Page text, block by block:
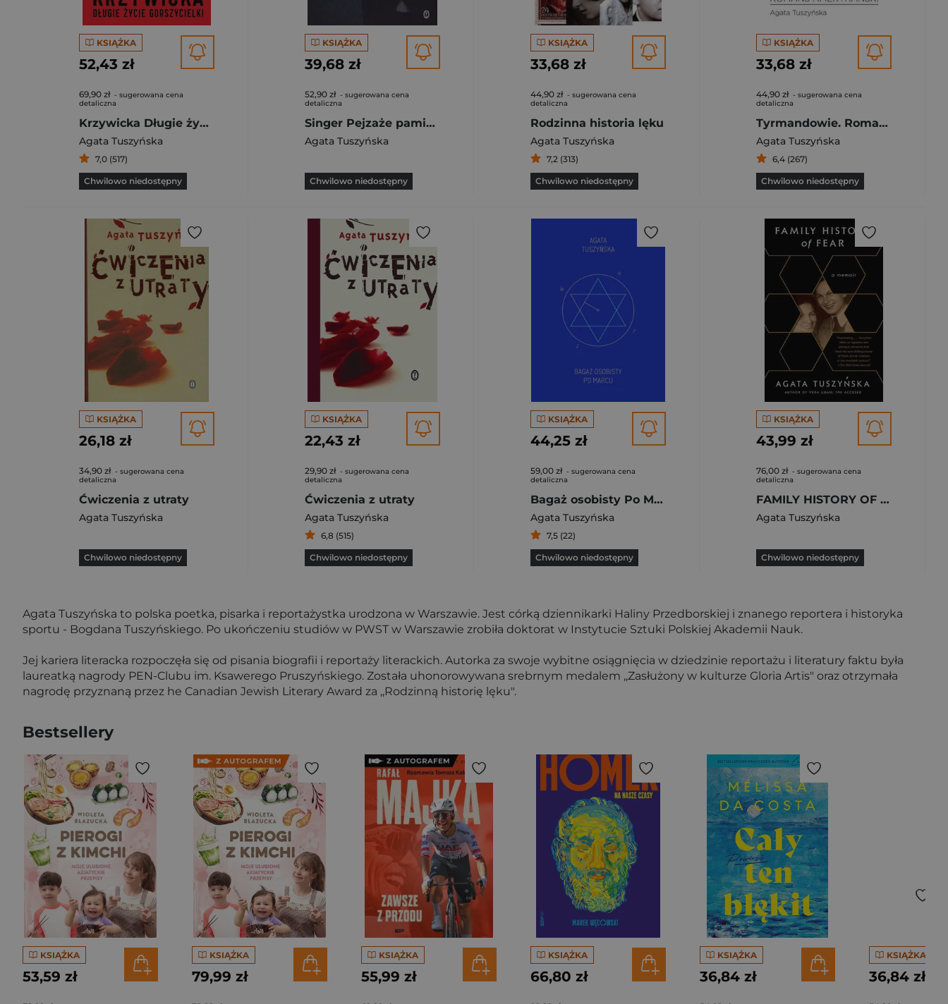
KSIĄŻKA
52,43 zł
69,90 zł - sugerowana cena
detaliczna
Krzywicka Długie życie gorszycielki
Agata Tuszyńska
7,0 (517)
Chwilowo niedostępny
KSIĄŻKA
39,68 zł
52,90 zł - sugerowana cena
detaliczna
Singer Pejzaże pamięci
Agata Tuszyńska
Chwilowo niedostępny
KSIĄŻKA
33,68 zł
44,90 zł - sugerowana cena
detaliczna
Rodzinna historia lęku
Agata Tuszyńska
7,2 (313)
Chwilowo niedostępny
KSIĄŻKA
33,68 zł
44,90 zł - sugerowana cena
detaliczna
Tyrmandowie. Romans amerykański
Agata Tuszyńska
6,4 (267)
Chwilowo niedostępny
KSIĄŻKA
26,18 zł
34,90 zł - sugerowana cena
detaliczna
Ćwiczenia z utraty
Agata Tuszyńska
Chwilowo niedostępny
KSIĄŻKA
22,43 zł
29,90 zł - sugerowana cena
detaliczna
Ćwiczenia z utraty
Agata Tuszyńska
6,8 (515)
Chwilowo niedostępny
KSIĄŻKA
44,25 zł
59,00 zł - sugerowana cena
detaliczna
Bagaż osobisty Po Marcu
Agata Tuszyńska
7,5 (22)
Chwilowo niedostępny
KSIĄŻKA
43,99 zł
76,00 zł - sugerowana cena
detaliczna
FAMILY HISTORY OF FEAR: A MEMO
Agata Tuszyńska
Chwilowo niedostępny
Agata Tuszyńska to polska poetka, pisarka i reportażystka urodzona w Warszawie. Jest córką dziennikarki Haliny Przedborskiej i znanego reportera i historyka
sportu - Bogdana Tuszyńskiego. Po ukończeniu studiów w PWST w Warszawie zrobiła doktorat w Instytucie Sztuki Polskiej Akademii Nauk.
Jej kariera literacka rozpoczęła się od pisania biografii i reportaży literackich. Autorka za swoje wybitne osiągnięcia w dziedzinie reportażu i literatury faktu była
laureatką nagrody PEN-Clubu im. Ksawerego Pruszyńskiego. Została uhonorowywana srebrnym medalem ,,Zasłużony w kulturze Gloria Artis" oraz otrzymała
nagrodę przyznaną przez he Canadian Jewish Literary Award za ,,Rodzinną historię lęku".
Bestsellery
KSIĄŻKA
53,59 zł
KSIĄŻKA
79,99 zł
KSIĄŻKA
55,99 zł
KSIĄŻKA
66,80 zł
KSIĄŻKA
36,84 zł
KSIĄŻKA
36,84 zł